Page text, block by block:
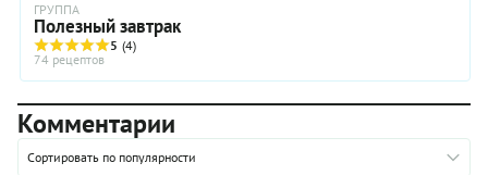
ГРУППА
Полезный завтрак
5 (4)
74 рецептов
Комментарии
Сортировать по популярности